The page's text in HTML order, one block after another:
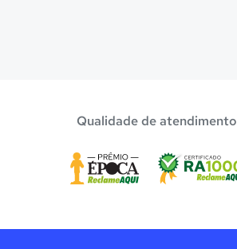
Qualidade de atendimento